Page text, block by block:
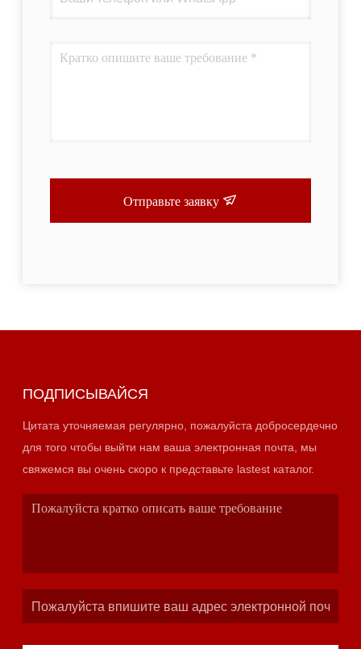
Отправьте заявку
ПОДПИСЫВАЙСЯ
Цитата уточняемая регулярно, пожалуйста добросердечно
для того чтобы выйти нам ваша электронная почта, мы
свяжемся вы очень скоро к представьте lastest каталог.